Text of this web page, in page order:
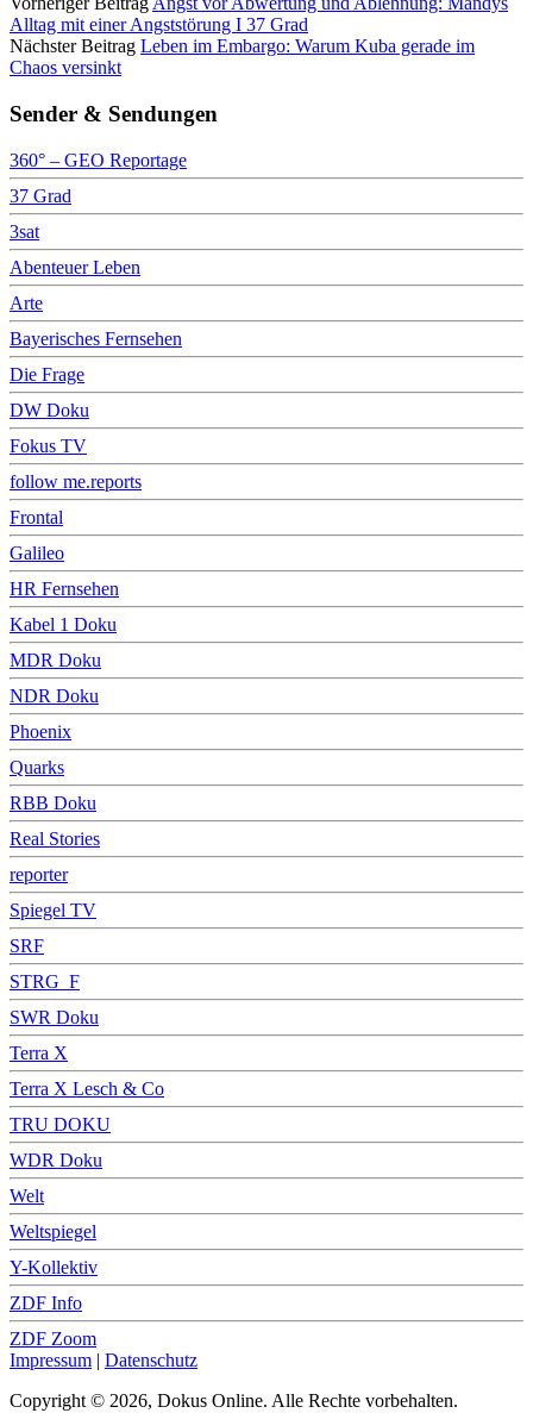
Alltag mit einer Angststörung I 37 Grad
Nächster Beitrag Leben im Embargo: Warum Kuba gerade im
Chaos versinkt
Sender & Sendungen
360° – GEO Reportage
37 Grad
3sat
Abenteuer Leben
Arte
Bayerisches Fernsehen
Die Frage
DW Doku
Fokus TV
follow me.reports
Frontal
Galileo
HR Fernsehen
Kabel 1 Doku
MDR Doku
NDR Doku
Phoenix
Quarks
RBB Doku
Real Stories
reporter
Spiegel TV
SRF
STRG_F
SWR Doku
Terra X
Terra X Lesch & Co
TRU DOKU
WDR Doku
Welt
Weltspiegel
Y-Kollektiv
ZDF Info
ZDF Zoom
Impressum | Datenschutz
Copyright © 2026, Dokus Online. Alle Rechte vorbehalten.